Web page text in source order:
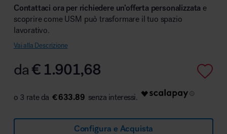
Contattaci ora per richiedere un’offerta personalizzata e
scoprire come USM può trasformare il tuo spazio
lavorativo.
Vai alla Descrizione
da€1.901,68
€ 633.89
Configura e Acquista